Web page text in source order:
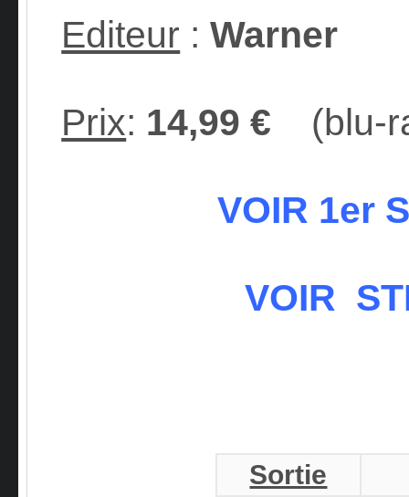
Editeur :Warner
Prix: 14,99 € (blu-
VOIR 1er
VOIR
Sortie